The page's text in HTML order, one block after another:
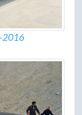
2016